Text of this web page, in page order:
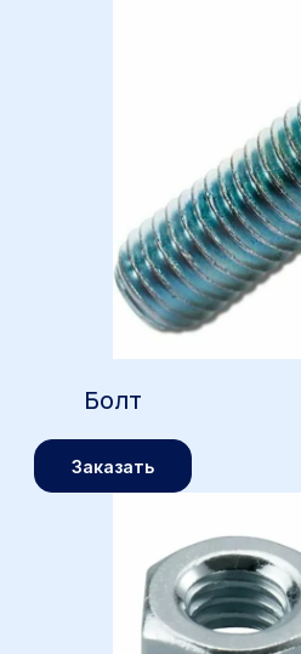
Болт
Заказать